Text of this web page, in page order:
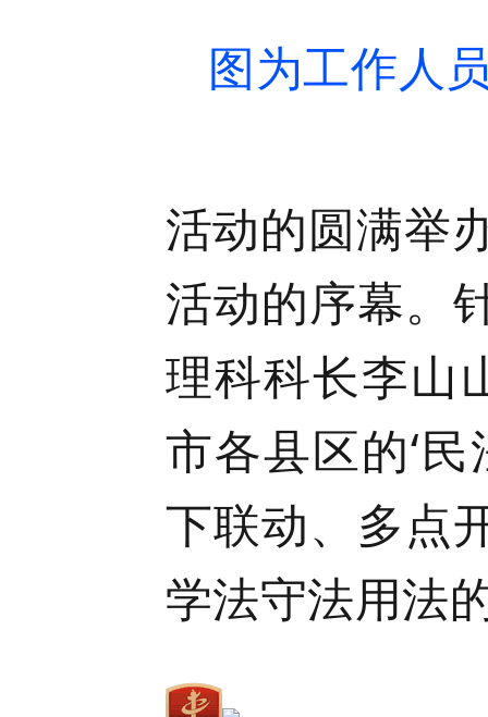
图为工作人
活动的圆满举
活动的序幕。
理科科长李山
市各县区的‘
下联动、多点
学法守法用法